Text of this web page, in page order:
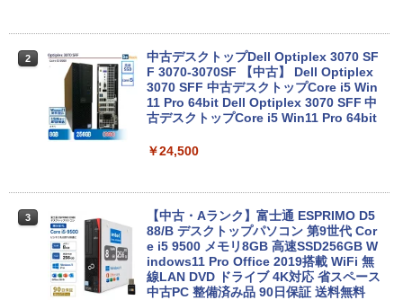
パナソ ニック ノートパソコン Let's not
e CF-SV8 軽量化 12.1インチWUXGA(19
20×1200) ノートPC 第8世代Core i5-836
ラ内蔵 (SSD 256GB) win11 pro&office
￥25,800
【★最大100%ポイント】Lenovo Think
Pad X280/第8世代 Core i5/メモリ:8GB/
SSD:256GB/512GB/1TB/12.5型/Webカ
2
中古デスクトップDell Optiplex 3070 SF
F 3070-3070SF 【中古】 Dell Optiplex
3070 SFF 中古デスクトップCore i5 Win
11 Pro 64bit Dell Optiplex 3070 SFF 中
古デスクトップCore i5 Win11 Pro 64bit
￥24,500
3
【中古・Aランク】富士通 ESPRIMO D5
88/B デスクトップパソコン 第9世代 Cor
e i5 9500 メモリ8GB 高速SSD256GB W
indows11 Pro Office 2019搭載 WiFi 無
線LAN DVD ドライブ 4K対応 省スペース
中古PC 整備済み品 90日保証 送料無料